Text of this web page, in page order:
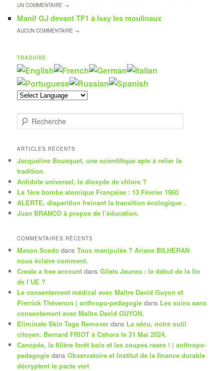
UNCOMMENTAIRE →
Manif GJ devant TF1 à Issy les moulinaux
AUCUNCOMMENTAIRE →
TRADUIRE
e
h
r
c
h
e
ARTICLES RÉCENTS
Jacqueline Bousquet, une scientifique apte à relier la
tradition.
Antidote universel, le dioxyde de chlore ?
La 1ère bombe atomique Française : 13 Février 1960
ALERTE, disparition freinant la transition écologique .
Juan BRANCO à propos de l’éducation.
COMMENTAIRES RÉCENTS
Mason Scedo dansTous manipulés ? Ariane BILHERAN
nous éclaire comment.
Create a free account dansGilets Jaunes : le début de la fin
de l’UE ?
Le consentement médical avec Maître David Guyon et
Pierrick Thévenon | anthropo-pedagogie dans Les soins sans
consentement avec Maître David GUYON.
Eliminate Skin Tags Remover dans La sécu, notre outil
citoyen. Bernard FRIOT à Cahors le 31 Mai 2024.
Canopée, la filière forêt bois et les coupes rases ! | anthropo-
pedagogie dansObservatoire et Institut de la finance durable
décryptent le pacte vert